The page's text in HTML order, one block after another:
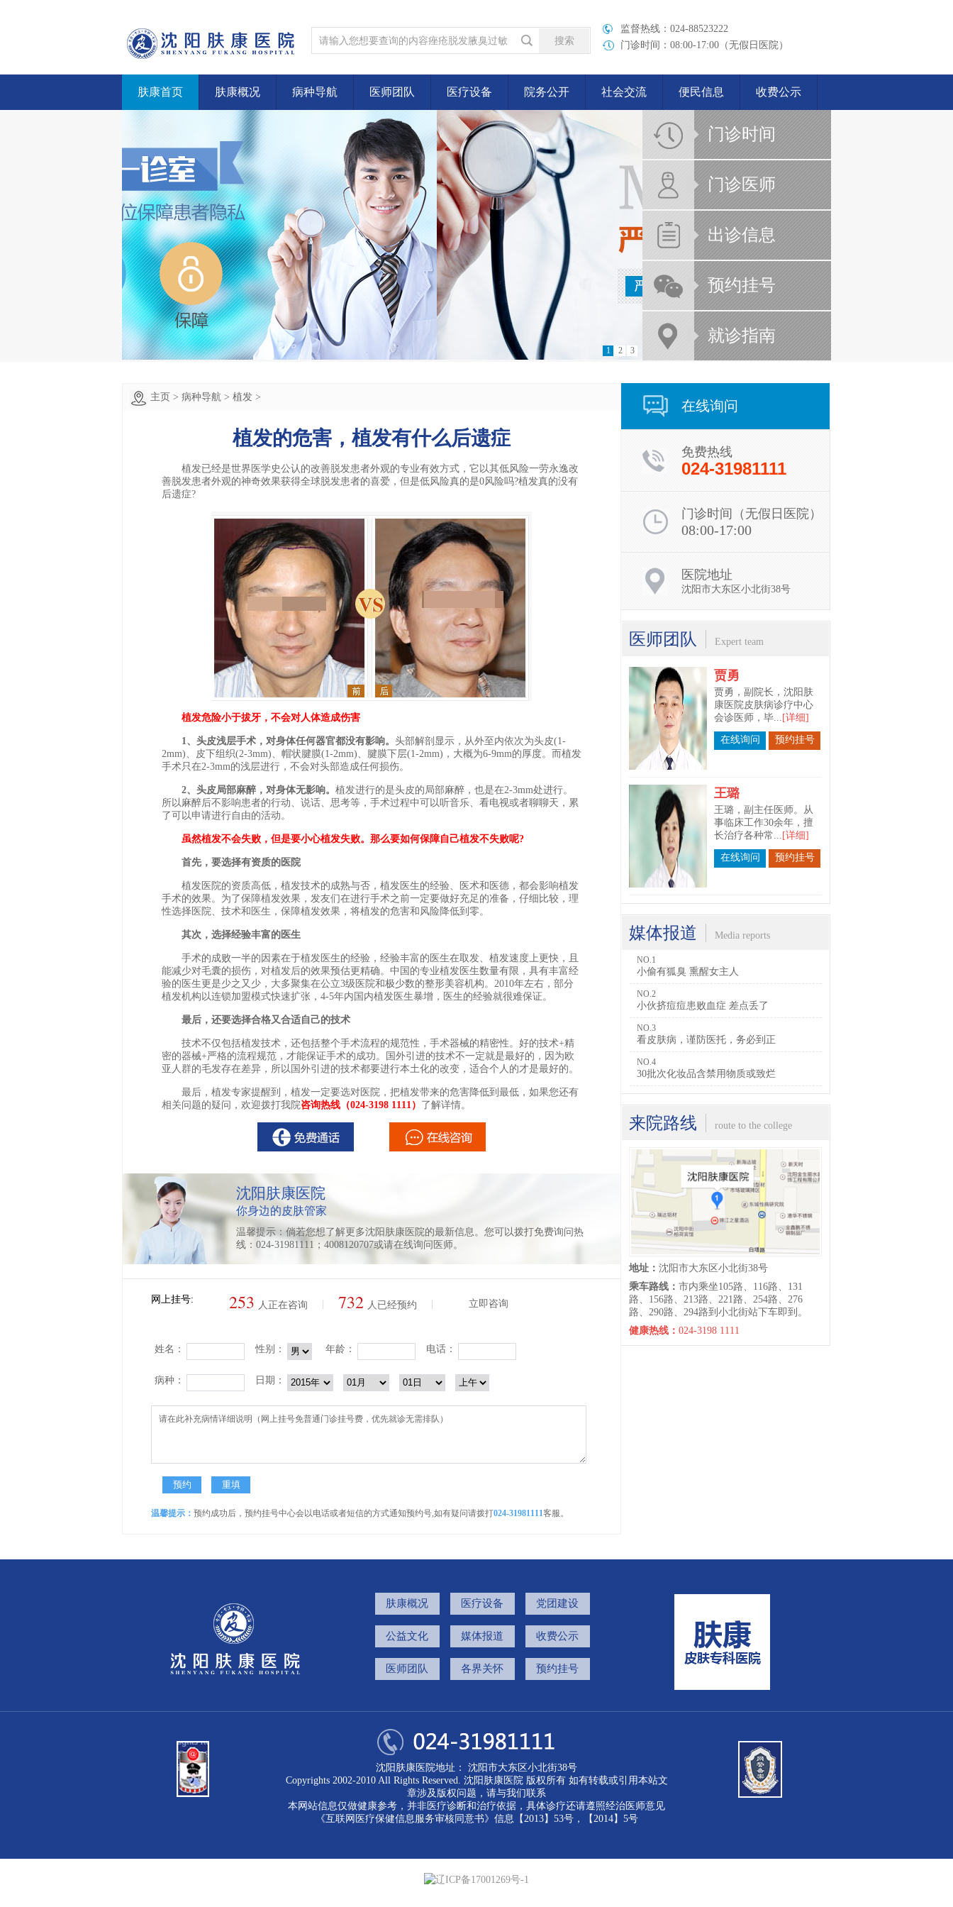
监督热线：024-88523222
门诊时间：08:00-17:00（无假日医院）
肤康首页 肤康概况 病种导航 医师团队 医疗设备 院务公开 社会交流 便民信息 收费公示
1 2 3
门诊时间
门诊医师
出诊信息
预约挂号
就诊指南
主页 > 病种导航 > 植发 >
植发的危害，植发有什么后遗症
植发已经是世界医学史公认的改善脱发患者外观的专业有效方式，它以其低风险一劳永逸改
善脱发患者外观的神奇效果获得全球脱发患者的喜爱，但是低风险真的是0风险吗?植发真的没有
后遗症?
植发危险小于拔牙，不会对人体造成伤害
1、头皮浅层手术，对身体任何器官都没有影响。 头部解剖显示，从外至内依次为头皮(1-
2mm)、皮下组织(2-3mm)、帽状腱膜(1-2mm)、腱膜下层(1-2mm)，大概为6-9mm的厚度。而植发
手术只在2-3mm的浅层进行，不会对头部造成任何损伤。
2、头皮局部麻醉，对身体无影响。 植发进行的是头皮的局部麻醉，也是在2-3mm处进行。
所以麻醉后不影响患者的行动、说话、思考等，手术过程中可以听音乐、看电视或者聊聊天，累
了可以申请进行自由的活动。
虽然植发不会失败，但是要小心植发失败。那么要如何保障自己植发不失败呢?
首先，要选择有资质的医院
植发医院的资质高低，植发技术的成熟与否，植发医生的经验、医术和医德，都会影响植发
手术的效果。为了保障植发效果，发友们在进行手术之前一定要做好充足的准备，仔细比较，理
性选择医院、技术和医生，保障植发效果，将植发的危害和风险降低到零。
其次，选择经验丰富的医生
手术的成败一半的因素在于植发医生的经验，经验丰富的医生在取发、植发速度上更快，且
能减少对毛囊的损伤，对植发后的效果预估更精确。中国的专业植发医生数量有限，具有丰富经
验的医生更是少之又少，大多聚集在公立3级医院和极少数的整形美容机构。2010年左右，部分
植发机构以连锁加盟模式快速扩张，4-5年内国内植发医生暴增，医生的经验就很难保证。
最后，还要选择合格又合适自己的技术
技术不仅包括植发技术，还包括整个手术流程的规范性，手术器械的精密性。好的技术+精
密的器械+严格的流程规范，才能保证手术的成功。国外引进的技术不一定就是最好的，因为欧
亚人群的毛发存在差异，所以国外引进的技术都要进行本土化的改变，适合个人的才是最好的。
最后，植发专家提醒到，植发一定要选对医院，把植发带来的危害降低到最低，如果您还有
相关问题的疑问，欢迎拨打我院咨询热线（024-3198 1111） 了解详情。
沈阳肤康医院
你身边的皮肤管家
温馨提示：倘若您想了解更多沈阳肤康医院的最新信息。您可以拨打免费询问热
线：024-31981111；4008120707或请在线询问医师。
网上挂号: 253 人正在咨询 732 人已经预约 立即咨询
姓名： 性别： 年龄： 电话：
病种： 日期：
温馨提示： 预约成功后，预约挂号中心会以电话或者短信的方式通知预约号,如有疑问请拨打024-31981111客服。
在线询问
免费热线
024-31981111
门诊时间（无假日医院）
08:00-17:00
医院地址
沈阳市大东区小北街38号
医师团队 Expert team
贾勇，副院长，沈阳肤
康医院皮肤病诊疗中心
在线询问 预约挂号
王璐
王璐，副主任医师。从
事临床工作30余年，擅
长治疗各种常... [详细]
在线询问 预约挂号
苗春宇
苗春宇，沈阳肤康医院
皮肤科主任。毕业于长
春中医药大学... [详细]
在线询问 预约挂号
媒体报道 Media reports
NO.1
小偷有狐臭 熏醒女主人
NO.2
小伙挤痘痘患败血症 差点丢了
NO.3
看皮肤病，谨防医托，务必到正
NO.4
30批次化妆品含禁用物质或致烂
来院路线 route to the college
地址： 沈阳市大东区小北街38号
乘车路线： 市内乘坐105路、116路、131
路、156路、213路、221路、254路、276
路、290路、294路到小北街站下车即到。
健康热线： 024-3198 1111
肤康概况 医疗设备 党团建设
公益文化 媒体报道 收费公示
医师团队 各界关怀 预约挂号
沈阳肤康医院地址： 沈阳市大东区小北街38号
Copyrights 2002-2010 All Rights Reserved. 沈阳肤康医院 版权所有 如有转载或引用本站文
章涉及版权问题，请与我们联系
本网站信息仅做健康参考，并非医疗诊断和治疗依据，具体诊疗还请遵照经治医师意见
《互联网医疗保健信息服务审核同意书》信息【2013】53号，【2014】5号
辽ICP备17001269号-1